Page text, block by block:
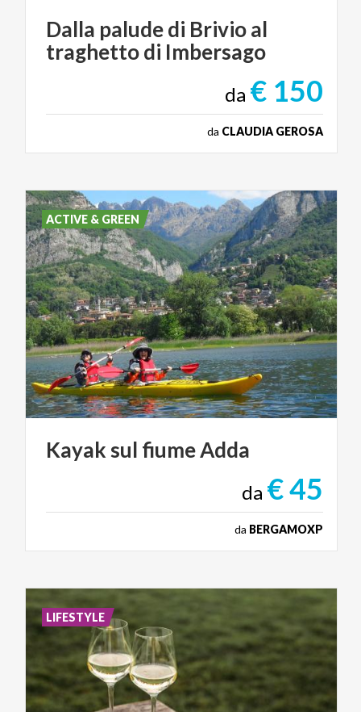
Dalla paludedi Brivioal
traghettodi Imbersago
da € 150
da CLAUDIA GEROSA
Kayak sul fiumeAdda
da € 45
da BERGAMOXP
ACTIVE & GREEN
LIFESTYLE